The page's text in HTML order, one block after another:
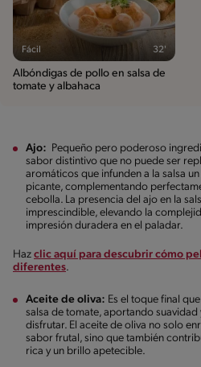
Fácil 32'
Albóndigas de pollo en salsa de
tomate y albahaca
Ajo: Pequeño pero poderoso
sabor distintivo que no puede ser
aromáticos que infunden a la salsa
picante, complementando
cebolla. La presencia del ajo en la
imprescindible, elevando la
impresión duradera en el paladar.
Haz clic aquí para descubrir cómo
diferentes.
Aceite de oliva: Es el toque final
salsa de tomate, aportando suavidad
disfrutar. El aceite de oliva no solo
sabor frutal, sino que también
rica y un brillo apetecible.